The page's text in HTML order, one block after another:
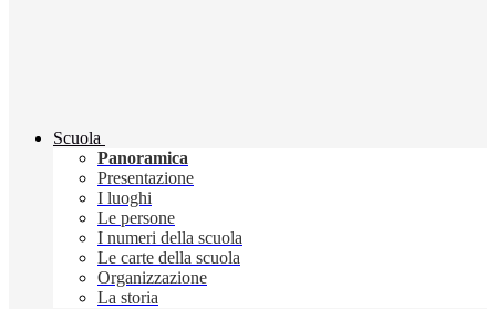
Scuola
Panoramica
Presentazione
I luoghi
Le persone
I numeri della scuola
Le carte della scuola
Organizzazione
La storia